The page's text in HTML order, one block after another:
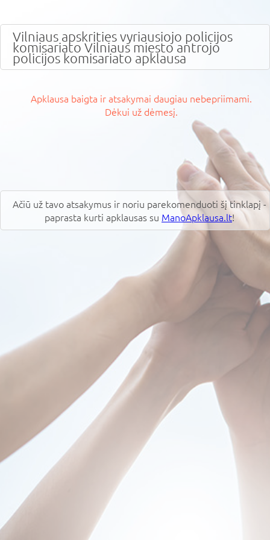
Vilniaus apskrities vyriausiojo policijos
komisariato Vilniaus miesto antrojo
policijos komisariato apklausa
Apklausa baigta ir atsakymai daugiau nebepriimami.
Dėkui už dėmesį.
Ačiū už tavo atsakymus ir noriu parekomenduoti šį tinklapį -
paprasta kurti apklausas su ManoApklausa.lt!